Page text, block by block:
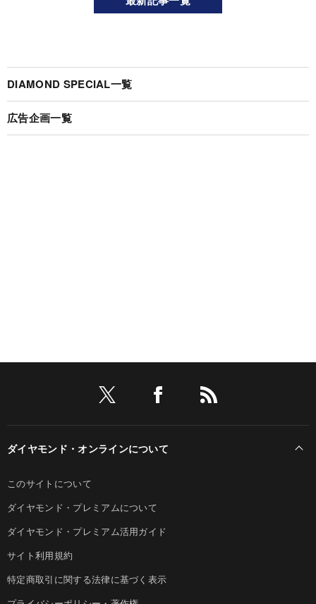
DIAMOND SPECIAL一覧
広告企画一覧
ダイヤモンド・オンラインについて
このサイトについて
ダイヤモンド・プレミアムについて
ダイヤモンド・プレミアム活用ガイド
サイト利用規約
特定商取引に関する法律に基づく表示